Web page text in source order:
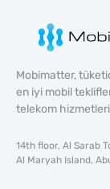
Mobimatter,
en iyi mobil
telekom
14th floor, Al Sarab
Al Maryah Island,